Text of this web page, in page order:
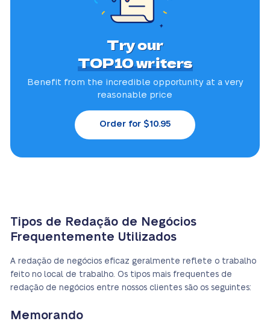
Try our
TOP10 writers
Benefit from the incredible opportunity at a very
reasonable price
Order for $10.95
Tipos de Redação de Negócios
Frequentemente Utilizados
A redação de negócios eficaz geralmente reflete o trabalho
feito no local de trabalho. Os tipos mais frequentes de
redação de negócios entre nossos clientes são os seguintes:
Memorando